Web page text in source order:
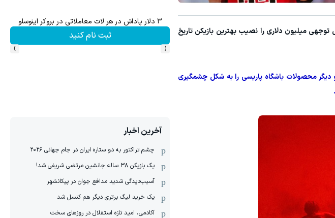
توجهی میلیون دلاری را نصیب بهترین بازیکن تاریخ
محصولات باشگاه پاریسی را به شکل چشمگیری
میدونستی میتونی از بالا رفتن ارزش سهام گوگل سود کسب کنی؟
ثبت نام کنید
۱ میلیارد اعتبار خرید طلا | بدون ضامن و چک
کلیک کن!
‹
›
آخرین اخبار
چشم تراکتور به دو ستاره ایران در جام جهانی ۲۰۲۶
یک بازیکن ۳۸ ساله جانشین مرتضی شریفی شد!
آسیب‌دیدگی شدید مدافع جوان در پیکانشهر
یک خرید لیگ برتری دیگر هم کنسل شد
آکادمی، امید تازه استقلال در روزهای سخت